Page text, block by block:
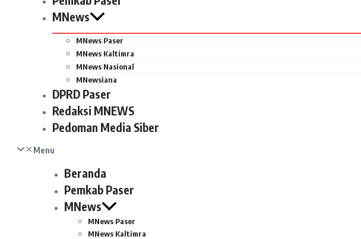
MNews
MNews Paser
MNews Kaltimra
MNews Nasional
MNewsiana
DPRD Paser
Redaksi MNEWS
Pedoman Media Siber
Menu
Beranda
Pemkab Paser
MNews
MNews Paser
MNews Kaltimra